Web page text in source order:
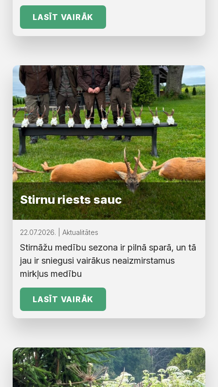
LASĪT VAIRĀK
Stirnu riests sauc
22.07.2026. | Aktualitātes
Stirnāžu medību sezona ir pilnā sparā, un tā
jau ir sniegusi vairākus neaizmirstamus
mirkļus medību
LASĪT VAIRĀK